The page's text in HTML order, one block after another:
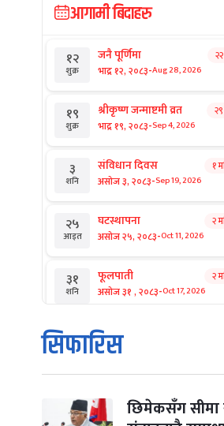
आगामी बिदाहरु
१२
शुक्र
जनै पूर्णिमा
भाद्र १२, २०८३-Aug 28, 2026
१९
शुक्र
श्रीकृष्ण जन्माष्टमी व्रत
भाद्र १९, २०८३-Sep 4, 2026
३
शनि
संविधान दिवस
असोज ३, २०८३-Sep 19, 2026
१
२५
आइत
घटस्थापना
असोज २५, २०८३-Oct 11, 2026
२
३१
शनि
फूलपाती
असोज ३१ , २०८३-Oct 17, 2026
२
१
आइत
कार्तिक सङ्क्रान्ति
कार्तिक १, २०८३
मंगल कार्तिक ३, २०८३-Oct 20, 2026
सिफारिस
छिमेकसँग सीमा